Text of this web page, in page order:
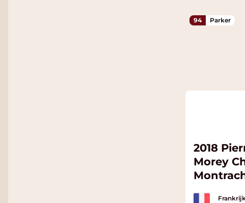
94 Parker
2018
Morey